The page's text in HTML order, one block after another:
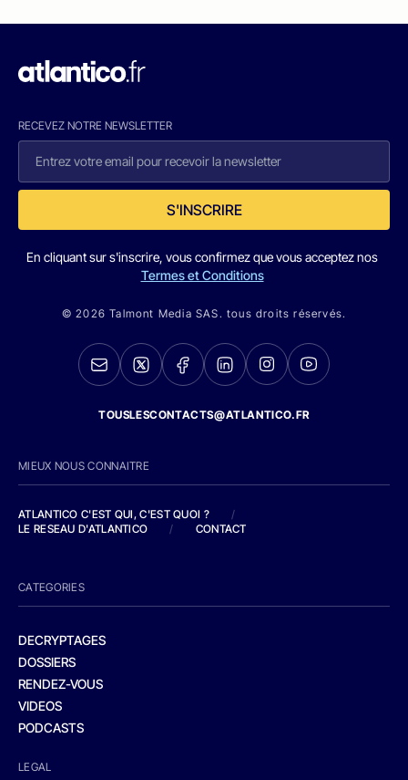
RECEVEZ NOTRE NEWSLETTER
S'INSCRIRE
En cliquant sur s'inscrire, vous confirmez que vous acceptez nos
Termes et Conditions
© 2026 Talmont Media SAS. tous droits réservés.
TOUSLESCONTACTS@ATLANTICO.FR
MIEUX NOUS CONNAITRE
ATLANTICO C'EST QUI, C'EST QUOI ?
/
LE RESEAU D'ATLANTICO
/ CONTACT
CATEGORIES
DECRYPTAGES
DOSSIERS
RENDEZ-VOUS
VIDEOS
PODCASTS
LEGAL